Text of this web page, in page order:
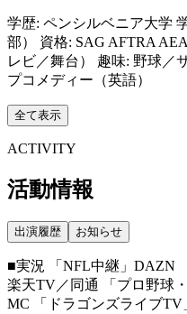
学歴: ペンシルベニア大学
部） 資格: SAG AFTRA
レビ／舞台） 趣味: 野球／
プコメディー（英語）
全て表示
ACTIVITY
活動情報
出演履歴 お知らせ
■実況 「NFL中継」DAZN
楽天TV／同通 「プロ野球
MC 「ドラゴンズライブTV